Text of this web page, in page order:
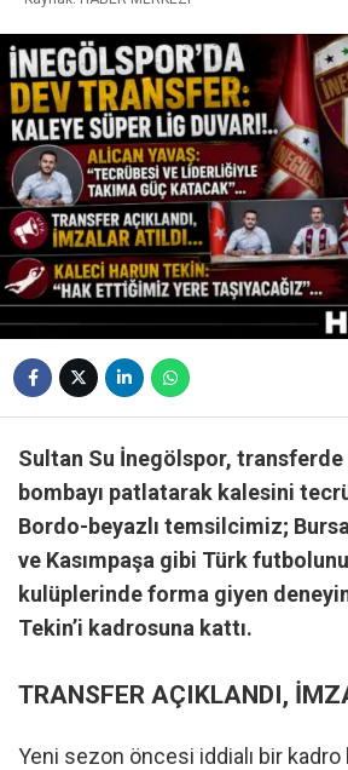
Sultan Su İnegölspor, transferde
bombayı patlatarak kalesini
Bordo-beyazlı temsilcimiz;
ve Kasımpaşa gibi Türk
kulüplerinde forma giyen
Tekin’i kadrosuna kattı.
TRANSFER AÇIKLANDI,
Yeni sezon öncesi iddialı bir